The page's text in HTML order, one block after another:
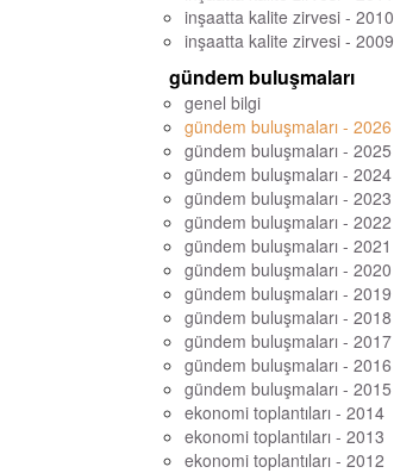
inşaatta kalite zirvesi - 2010
inşaatta kalite zirvesi - 2009
gündem buluşmaları
genel bilgi
gündem buluşmaları - 2026
gündem buluşmaları - 2025
gündem buluşmaları - 2024
gündem buluşmaları - 2023
gündem buluşmaları - 2022
gündem buluşmaları - 2021
gündem buluşmaları - 2020
gündem buluşmaları - 2019
gündem buluşmaları - 2018
gündem buluşmaları - 2017
gündem buluşmaları - 2016
gündem buluşmaları - 2015
ekonomi toplantıları - 2014
ekonomi toplantıları - 2013
ekonomi toplantıları - 2012